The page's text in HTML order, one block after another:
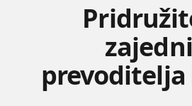
prevoditelja